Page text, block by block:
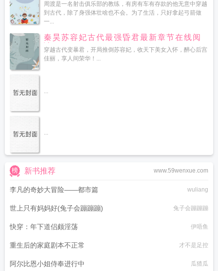
周渡是一名射击俱乐部的教练，有房有车有存款的他无意中穿越
到古代，除了身强体壮啥也不会。为了生活，只好拿起弓箭做
一...
秦昊苏容妃古代最强昏君最新章节在线阅
读
穿越古代变暴君，开局推倒苏容妃，收天下美女入怀，醉心后宫
佳丽，享人间荣华！...
...
...
www.59wenxue.com
新书推荐
李凡的奇妙大冒险——都市篇 wuliang
世上只有妈妈好(兔子会蹦蹦蹦) 兔子会蹦蹦蹦
快穿：年下道侣颇淫荡 伊唔鱼
重生后的家庭剧本不正常 才不是足控
阿尔比恩小姐侍奉进行中 瓜猹瓜